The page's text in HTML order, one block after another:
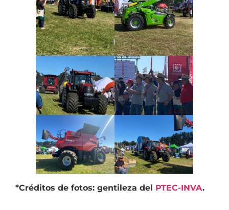
*Créditos de fotos: gentileza del PTEC-INVA.